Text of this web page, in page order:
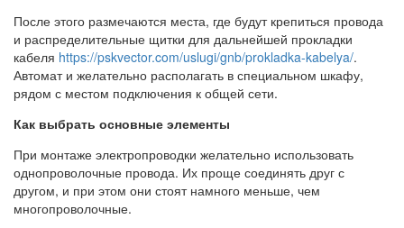
После этого размечаются места, где будут крепиться провода
и распределительные щитки для дальнейшей прокладки
кабеля https://pskvector.com/uslugi/gnb/prokladka-kabelya/.
Автомат и желательно располагать в специальном шкафу,
рядом с местом подключения к общей сети.
Как выбрать основные элементы
При монтаже электропроводки желательно использовать
однопроволочные провода. Их проще соединять друг с
другом, и при этом они стоят намного меньше, чем
многопроволочные.